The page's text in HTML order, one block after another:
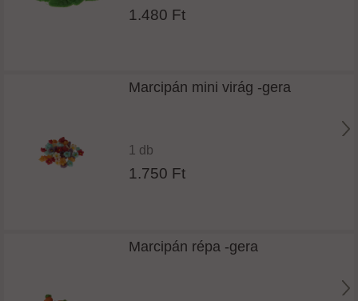
1.480 Ft
Marcipán mini virág -gera
1 db
1.750 Ft
Marcipán répa -gera